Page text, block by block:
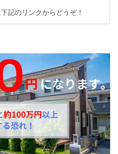
記のリンクからどうぞ！